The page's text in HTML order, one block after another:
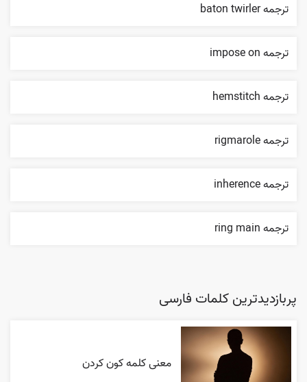
ترجمه baton twirler
ترجمه impose on
ترجمه hemstitch
ترجمه rigmarole
ترجمه inherence
ترجمه ring main
پربازدیدترین کلمات فارسی
معنی کلمه کون کردن